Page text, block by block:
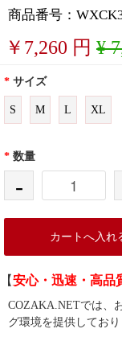
商品番号：
￥ 7,260 円 ¥
* サイズ
S M L XL
* 数量
-
カートへ入れ
【安心・迅速・高品
COZAKA.NETでは、
グ環境を提供しており